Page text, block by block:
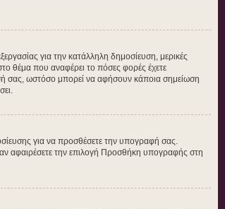
για την κατάλληλη δημοσίευση, μερικές
θέμα που αναφέρει το πόσες φορές έχετε
σας, ωστόσο μπορεί να αφήσουν κάποια σημείωση
για να προσθέσετε την υπογραφή σας.
αφαιρέσετε την επιλογή Προσθήκη υπογραφής στη